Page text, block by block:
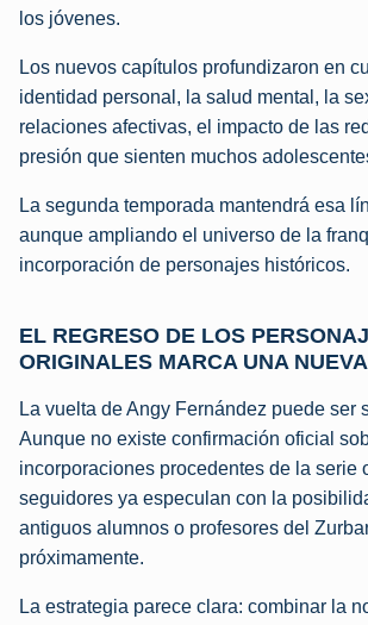
los jóvenes.
Los nuevos capítulos profundizaron en
identidad personal, la salud mental, la
relaciones afectivas, el impacto de las
presión que sienten muchos
La segunda temporada mantendrá esa
aunque ampliando el universo de la
incorporación de personajes históricos.
EL REGRESO DE LOS
ORIGINALES MARCA UNA
La vuelta de Angy Fernández puede ser
Aunque no existe confirmación oficial
incorporaciones procedentes de la serie
seguidores ya especulan con la
antiguos alumnos o profesores del
próximamente.
La estrategia parece clara: combinar la